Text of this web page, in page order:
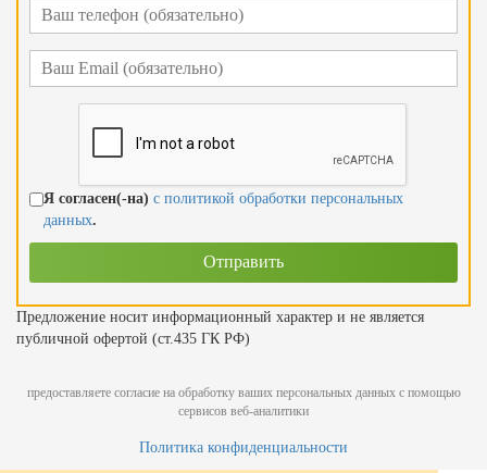
Я согласен(-на) с политикой обработки персональных
данных.
Предложение носит информационный характер и не является
публичной офертой (ст.435 ГК РФ)
предоставляете согласие на обработку ваших персональных данных с помощью
сервисов веб-аналитики
Политика конфиденциальности